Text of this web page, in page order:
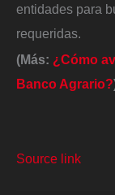
entidades para
requeridas.
(Más: ¿Cómo
Banco Agrario?​
Source link